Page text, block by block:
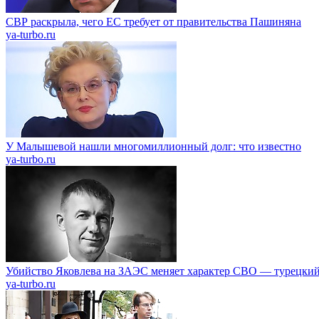
СВР раскрыла, чего ЕС требует от правительства Пашиняна
ya-turbo.ru
У Малышевой нашли многомиллионный долг: что известно
ya-turbo.ru
Убийство Яковлева на ЗАЭС меняет характер СВО —
ya-turbo.ru